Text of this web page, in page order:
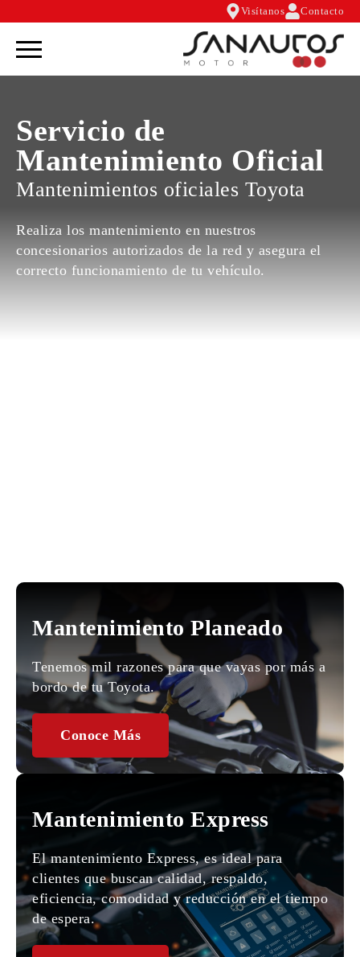
Visítanos Contacto
Servicio de
Mantenimiento Oficial
Mantenimientos oficiales Toyota
Realiza los mantenimiento en nuestros
concesionarios autorizados de la red y asegura el
correcto funcionamiento de tu vehículo.
Mantenimiento Planeado
Tenemos mil razones para que vayas por más a
bordo de tu Toyota.
Conoce Más
Mantenimiento Express
El mantenimiento Express, es ideal para
clientes que buscan calidad, respaldo,
eficiencia, comodidad y reducción en el tiempo
de espera.